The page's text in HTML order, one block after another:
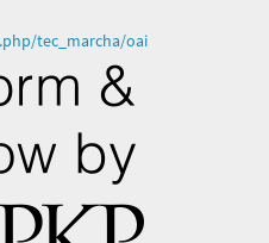
tec_marcha/oai